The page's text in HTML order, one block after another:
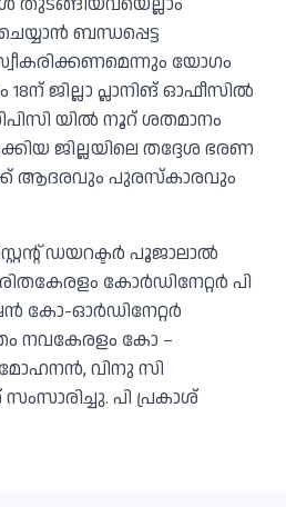
ബന്ധപ്പെട്ട
സ്വീകരിക്കണമെന്നും യോഗം
ജില്ലാ പ്ലാനിങ് ഓഫീസിൽ
യിൽ നൂറ് ശതമാനം
ജില്ലയിലെ തദ്ദേശ ഭരണ
ആദരവും പുരസ്കാരവും
ഡയറക്ടർ പൂജാലാൽ
കോർഡിനേറ്റർ പി
കോ-ഓർഡിനേറ്റർ
നവകേരളം കോ –
മോഹനൻ, വിനു സി
പി പ്രകാശ്